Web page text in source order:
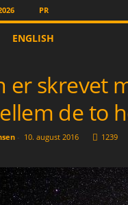
PR
ENGLISH
er skrevet
de to
- 10. august 2016 1239